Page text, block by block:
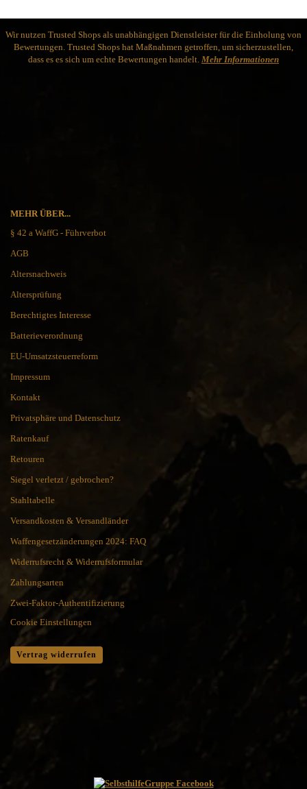
Wir nutzen Trusted Shops als unabhängigen Dienstleister für die Einholung von
Bewertungen. Trusted Shops hat Maßnahmen getroffen, um sicherzustellen,
dass es es sich um echte Bewertungen handelt. Mehr Informationen
MEHR ÜBER...
§ 42 a WaffG - Führverbot
AGB
Altersnachweis
Altersprüfung
Berechtigtes Interesse
Batterieverordnung
EU-Umsatzsteuerreform
Impressum
Kontakt
Privatsphäre und Datenschutz
Ratenkauf
Retouren
Siegel verletzt / gebrochen?
Stahltabelle
Versandkosten & Versandländer
Waffengesetzänderungen 2024: FAQ
Widerrufsrecht & Widerrufsformular
Zahlungsarten
Zwei-Faktor-Authentifizierung
Cookie Einstellungen
Vertrag widerrufen